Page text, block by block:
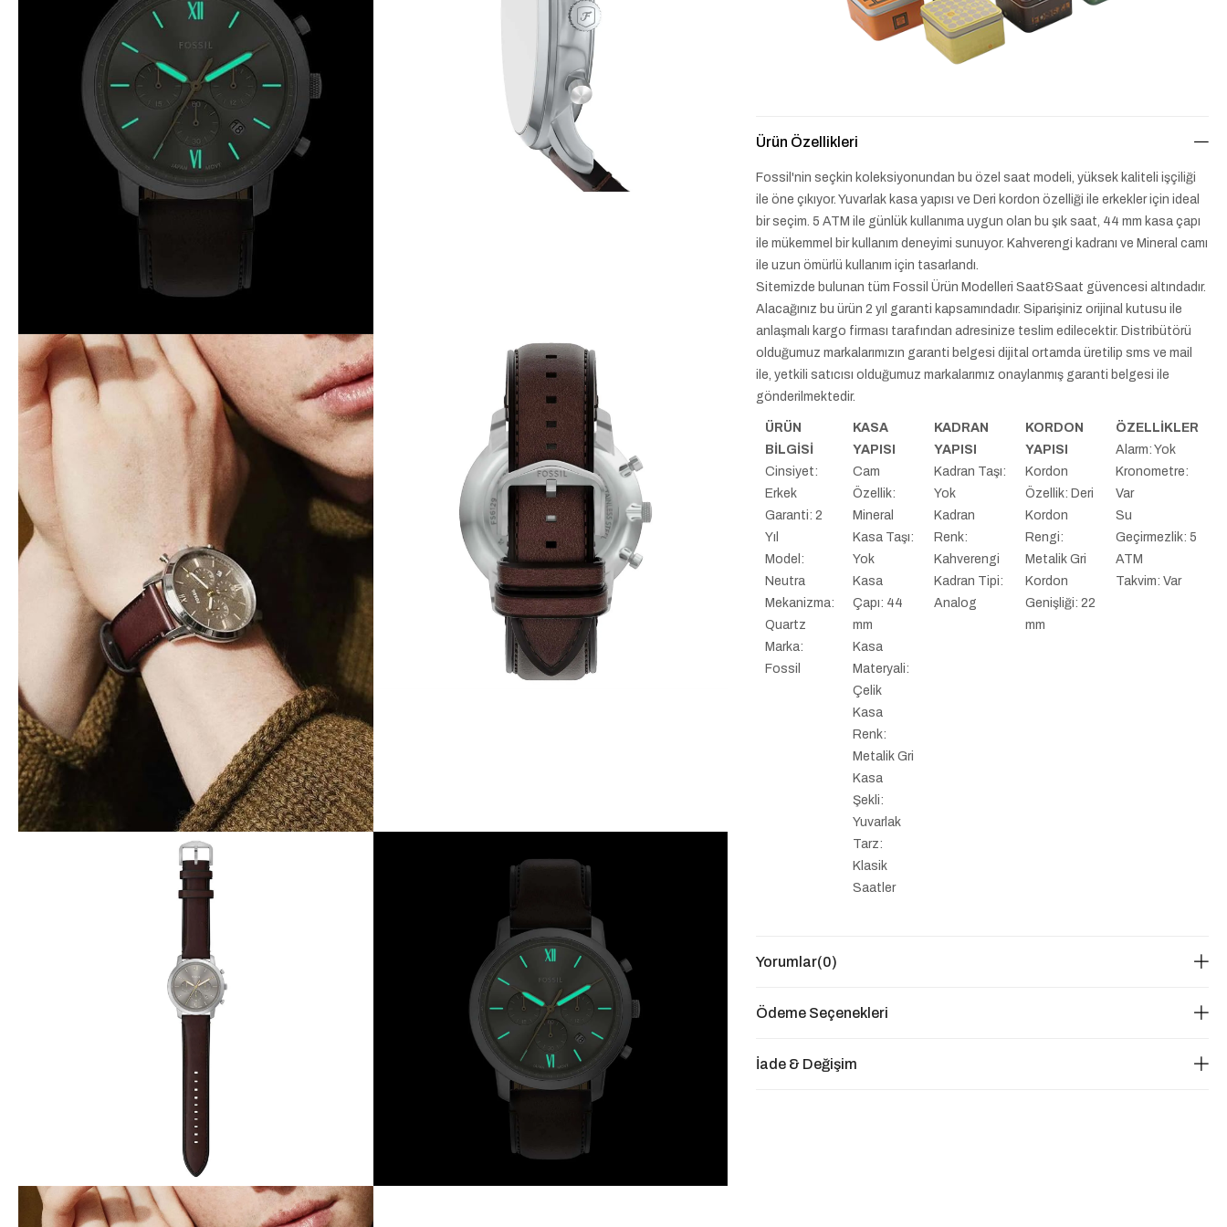
Ürün Özellikleri
Fossil'nin seçkin koleksiyonundan bu özel saat modeli, yüksek kaliteli işçiliği
ile öne çıkıyor. Yuvarlak kasa yapısı ve Deri kordon özelliği ile erkekler için ideal
bir seçim. 5 ATM ile günlük kullanıma uygun olan bu şık saat, 44 mm kasa çapı
ile mükemmel bir kullanım deneyimi sunuyor. Kahverengi kadranı ve Mineral camı
ile uzun ömürlü kullanım için tasarlandı.
Sitemizde bulunan tüm Fossil Ürün Modelleri Saat&Saat güvencesi altındadır.
Alacağınız bu ürün 2 yıl garanti kapsamındadır. Siparişiniz orijinal kutusu ile
anlaşmalı kargo firması tarafından adresinize teslim edilecektir. Distribütörü
olduğumuz markalarımızın garanti belgesi dijital ortamda üretilip sms ve mail
ile, yetkili satıcısı olduğumuz markalarımız onaylanmış garanti belgesi ile
gönderilmektedir.
ÜRÜN
BİLGİSİ
Cinsiyet:
Erkek
Garanti: 2
Yıl
Model:
Neutra
Mekanizma:
Quartz
Marka:
Fossil
KASA
YAPISI
Cam
Özellik:
Mineral
Kasa Taşı:
Yok
Kasa
Çapı: 44
mm
Kasa
Materyali:
Çelik
Kasa
Renk:
Metalik Gri
Kasa
Şekli:
Yuvarlak
Tarz:
Klasik
Saatler
KADRAN
YAPISI
Kadran Taşı:
Yok
Kadran
Renk:
Kahverengi
Kadran Tipi:
Analog
KORDON
YAPISI
Kordon
Özellik: Deri
Kordon
Rengi:
Metalik Gri
Kordon
Genişliği: 22
mm
ÖZELLİKLER
Alarm: Yok
Kronometre:
Var
Su
Geçirmezlik: 5
ATM
Takvim: Var
Yorumlar(0)
Ödeme Seçenekleri
İade & Değişim